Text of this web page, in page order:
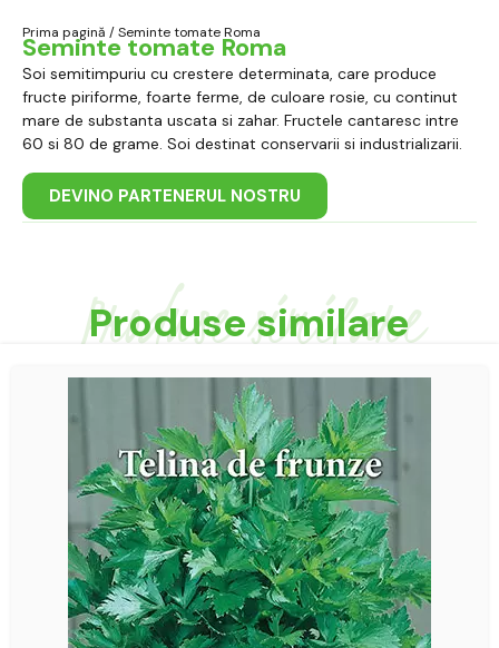
Prima pagină / Seminte tomate Roma
Seminte tomate Roma
Soi semitimpuriu cu crestere determinata, care produce
fructe piriforme, foarte ferme, de culoare rosie, cu continut
mare de substanta uscata si zahar. Fructele cantaresc intre
60 si 80 de grame. Soi destinat conservarii si industrializarii.
DEVINO PARTENERUL NOSTRU
Produse similare
Produse similare